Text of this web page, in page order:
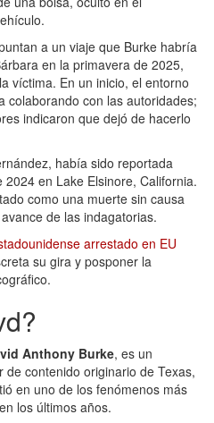
a un viaje que Burke habría
en la primavera de 2025,
víctima. En un inicio, el entorno
colaborando con las autoridades;
indicaron que dejó de hacerlo
había sido reportada
en Lake Elsinore, California.
como una muerte sin causa
de las indagatorias.
arrestado en EU
su gira y posponer la
Anthony Burke, es un
contenido originario de Texas,
en uno de los fenómenos más
los últimos años.